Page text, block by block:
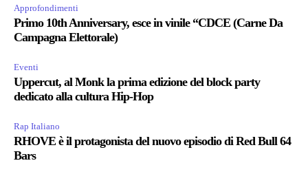
Approfondimenti
Primo 10th Anniversary, esce in vinile “CDCE (Carne Da
Campagna Elettorale)
Eventi
Uppercut, al Monk la prima edizione del block party
dedicato alla cultura Hip-Hop
Rap Italiano
RHOVE è il protagonista del nuovo episodio di Red Bull 64
Bars